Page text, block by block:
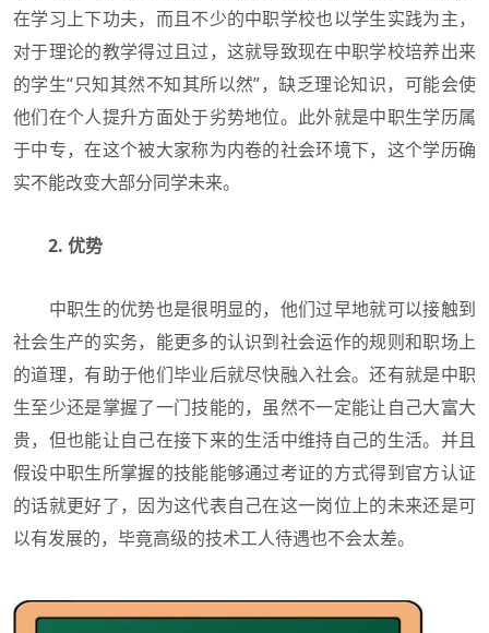
在学习上下功夫，而且不少的中职学校也以学生实践为主，
对于理论的教学得过且过，这就导致现在中职学校培养出来
的学生“只知其然不知其所以然”，缺乏理论知识，可能会使
他们在个人提升方面处于劣势地位。此外就是中职生学历属
于中专，在这个被大家称为内卷的社会环境下，这个学历确
实不能改变大部分同学未来。
2. 优势
中职生的优势也是很明显的，他们过早地就可以接触到
社会生产的实务，能更多的认识到社会运作的规则和职场上
的道理，有助于他们毕业后就尽快融入社会。还有就是中职
生至少还是掌握了一门技能的，虽然不一定能让自己大富大
贵，但也能让自己在接下来的生活中维持自己的生活。并且
假设中职生所掌握的技能能够通过考证的方式得到官方认证
的话就更好了，因为这代表自己在这一岗位上的未来还是可
以有发展的，毕竟高级的技术工人待遇也不会太差。